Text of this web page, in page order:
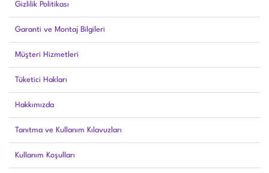
Gizlilik Politikası
Garanti ve Montaj Bilgileri
Müşteri Hizmetleri
Tüketici Hakları
Hakkımızda
Tanıtma ve Kullanım Kılavuzları
Kullanım Koşulları